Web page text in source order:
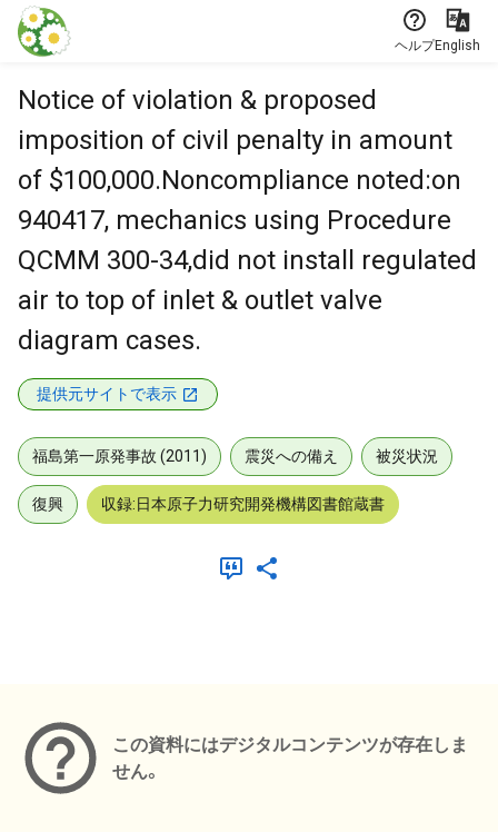
本文に飛ぶ
ヘルプEnglish
Notice of violation & proposed
imposition of civil penalty in amount
of $100,000.Noncompliance noted:on
940417, mechanics using Procedure
QCMM 300-34,did not install regulated
air to top of inlet & outlet valve
diagram cases.
提供元サイトで表示
福島第一原発事故 (2011) 震災への備え 被災状況
復興 収録:日本原子力研究開発機構図書館蔵書
この資料にはデジタルコンテンツが存在しま
せん。